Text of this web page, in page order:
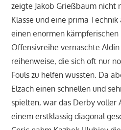
zeigte Jakob Grießbaum nicht
Klasse und eine prima
einen enormen kämpferischen
Offensivreihe vernaschte
reihenweise, die sich oft nur
Fouls zu helfen wussten. Da
Elzach einen schnellen und
spielten, war das Derby voller
einem erstklassig diagonal